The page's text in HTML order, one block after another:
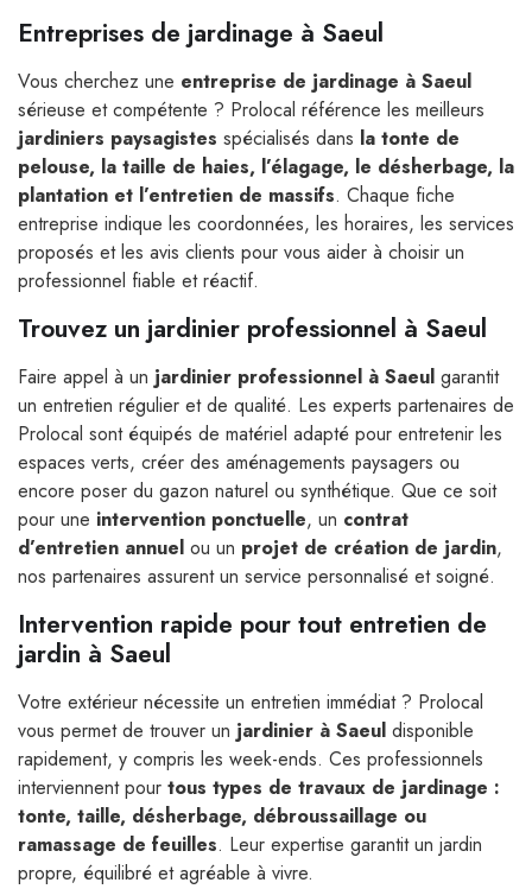
Entreprises de jardinage à Saeul
Vous cherchez une entreprise de jardinage à Saeul
sérieuse et compétente ? Prolocal référence les meilleurs
jardiniers paysagistes spécialisés dans la tonte de
pelouse, la taille de haies, l’élagage, le désherbage, la
plantation et l’entretien de massifs. Chaque fiche
entreprise indique les coordonnées, les horaires, les services
proposés et les avis clients pour vous aider à choisir un
professionnel fiable et réactif.
Trouvez un jardinier professionnel à Saeul
Faire appel à un jardinier professionnel à Saeul garantit
un entretien régulier et de qualité. Les experts partenaires de
Prolocal sont équipés de matériel adapté pour entretenir les
espaces verts, créer des aménagements paysagers ou
encore poser du gazon naturel ou synthétique. Que ce soit
pour une intervention ponctuelle, un contrat
d’entretien annuel ou un projet de création de jardin,
nos partenaires assurent un service personnalisé et soigné.
Intervention rapide pour tout entretien de
jardin à Saeul
Votre extérieur nécessite un entretien immédiat ? Prolocal
vous permet de trouver un jardinier à Saeul disponible
rapidement, y compris les week-ends. Ces professionnels
interviennent pour tous types de travaux de jardinage :
tonte, taille, désherbage, débroussaillage ou
ramassage de feuilles. Leur expertise garantit un jardin
propre, équilibré et agréable à vivre.